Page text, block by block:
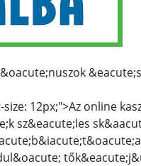
12px;">Az online
sz&eacute;les